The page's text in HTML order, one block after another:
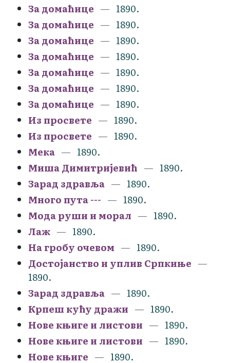
За домаћице
1890.
За домаћице
1890.
За домаћице
1890.
За домаћице
1890.
За домаћице
1890.
За домаћице
1890.
За домаћице
1890.
Из просвете
1890.
Из просвете
1890.
Мека
1890.
Миша Димитријевић
1890.
Зарад здравља
1890.
Много пута ---
1890.
Мода руши и морал
1890.
Лаж
1890.
На гробу очевом
1890.
Достојанство и уплив Српкиње
1890.
Зарад здравља
1890.
Крпеш кућу дражи
1890.
Нове књиге и листови
1890.
Нове књиге и листови
1890.
Нове књиге
1890.